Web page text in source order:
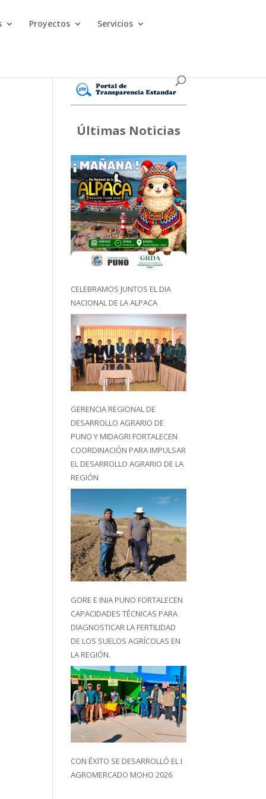
Proyectos Servicios
Outlook Live
Últimas Noticias
CELEBRAMOS JUNTOS EL DIA
NACIONAL DE LA ALPACA
GERENCIA REGIONAL DE
DESARROLLO AGRARIO DE
PUNO Y MIDAGRI FORTALECEN
COORDINACIÓN PARA IMPULSAR
EL DESARROLLO AGRARIO DE LA
REGIÓN
GORE E INIA PUNO FORTALECEN
CAPACIDADES TÉCNICAS PARA
DIAGNOSTICAR LA FERTILIDAD
DE LOS SUELOS AGRÍCOLAS EN
LA REGIÓN.
CON ÉXITO SE DESARROLLÓ EL I
AGROMERCADO MOHO 2026